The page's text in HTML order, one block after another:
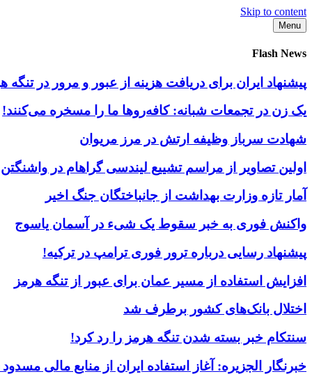
Skip to content
Menu
Flash News
پیشنهاد ایران برای دریافت هزینه از عبور و مرور در
یک زن در تجمعات شبانه: کافه‌روها ما را مسخره می‌کنند!
شهادت سرباز وظیفه ارتش در مرز مریوان
اولین تصاویر از مراسم تشییع لیندسی گراهام در واشنگتن
آمار تازه وزارت بهداشت از جانباختگان جنگ اخیر
واکنش فوری به خبر سقوط یک شیء در آسمان یاسوج
پیشنهاد رسایی درباره ترور فوری ترامپ در ترکیه!
افزایش استفاده از مسیر عمان برای عبور از تنگه هرمز
اختلال بانک‌های کشور برطرف شد
سنتکام خبر بسته شدن تنگه هرمز را رد کرد!
خبرنگار الجزیره: آغاز استفاده ایران از منابع مالی